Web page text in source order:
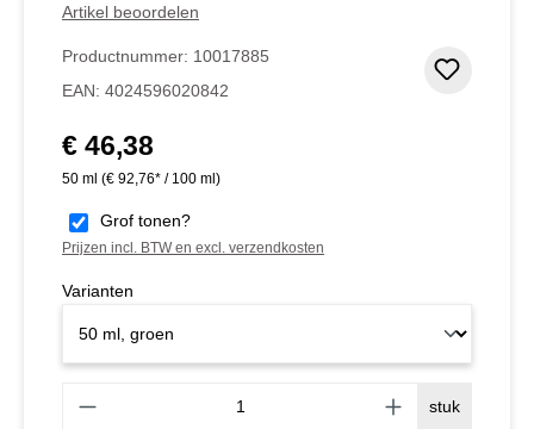
Artikel beoordelen
Productnummer: 10017885
EAN: 4024596020842
Normale prijs:
€ 46,38
50 ml (€ 92,76* / 100 ml)
Grof tonen?
Prijzen incl. BTW en excl. verzendkosten
Varianten
stuk